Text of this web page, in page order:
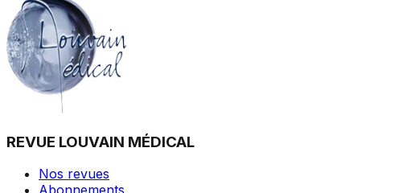
REVUE LOUVAIN MÉDICAL
Nos revues